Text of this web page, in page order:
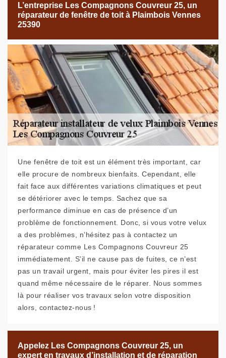
L’entreprise Les Compagnons Couvreur 25, un
réparateur de fenêtre de toit à Plaimbois Vennes
25390
Une fenêtre de toit est un élément très important, car
elle procure de nombreux bienfaits. Cependant, elle
fait face aux différentes variations climatiques et peut
se détériorer avec le temps. Sachez que sa
performance diminue en cas de présence d’un
problème de fonctionnement. Donc, si vous votre velux
a des problèmes, n’hésitez pas à contactez un
réparateur comme Les Compagnons Couvreur 25
immédiatement. S’il ne cause pas de fuites, ce n’est
pas un travail urgent, mais pour éviter les pires il est
quand même nécessaire de le réparer. Nous sommes
là pour réaliser vos travaux selon votre disposition
alors, contactez-nous !
Appelez Les Compagnons Couvreur 25, un
expert en travaux d’installation et de réparation